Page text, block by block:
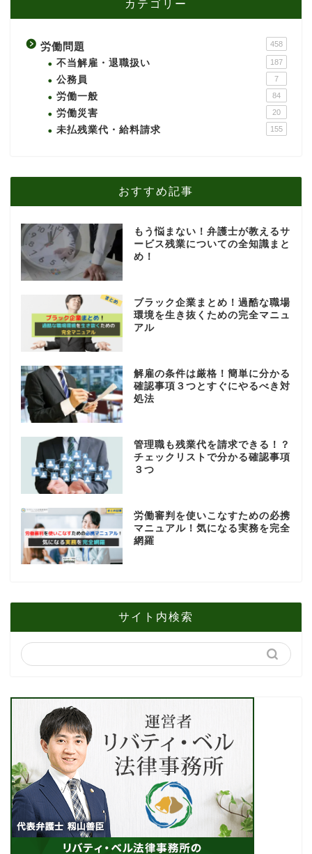
カテゴリー
労働問題 458
不当解雇・退職扱い 187
公務員 7
労働一般 84
労働災害 20
未払残業代・給料請求 155
おすすめ記事
もう悩まない！弁護士が教えるサ
ービス残業についての全知識まと
め！
ブラック企業まとめ！過酷な職場
環境を生き抜くための完全マニュ
アル
解雇の条件は厳格！簡単に分かる
確認事項３つとすぐにやるべき対
処法
管理職も残業代を請求できる！？
チェックリストで分かる確認事項
３つ
労働審判を使いこなすための必携
マニュアル！気になる実務を完全
網羅
サイト内検索